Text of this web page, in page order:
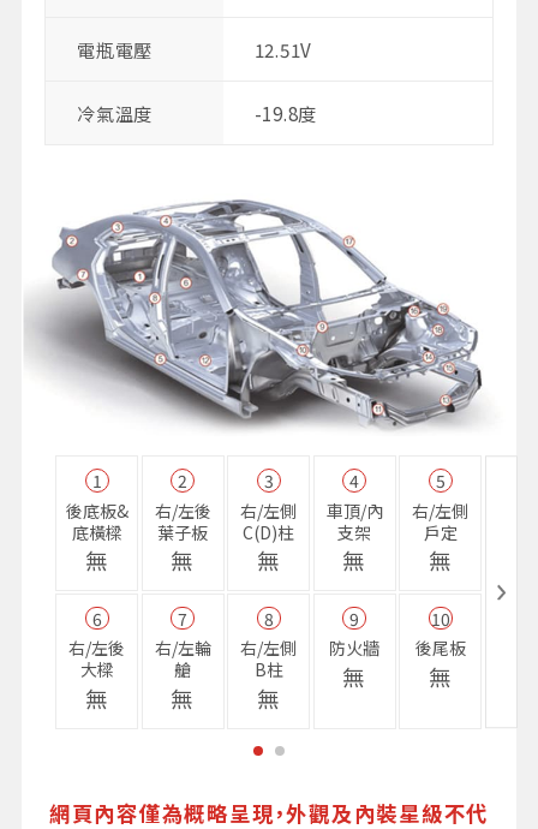
電瓶電壓 12.51V
冷氣溫度 -19.8度
1
後底板&
底橫樑
無
2
右/左後
葉子板
無
3
右/左側
C(D)柱
無
4
車頂/內
支架
無
5
右/左側
戶定
無
6
右/左後
大樑
無
7
右/左輪
艙
無
8
右/左側
B柱
無
9
防火牆
無
10
後尾板
無
網頁內容僅為概略呈現，外觀及內裝星級不代